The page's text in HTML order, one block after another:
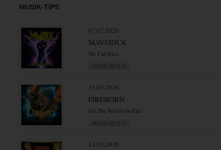
MUSIK-TIPS
07.07.2026
MAVERICK
We Can Rise
31.05.2026
FIREBORN
Set The World On Fire
14.05.2026